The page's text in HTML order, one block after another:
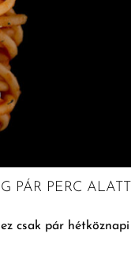
PÁR PERC ALATT
csak pár hétköznapi